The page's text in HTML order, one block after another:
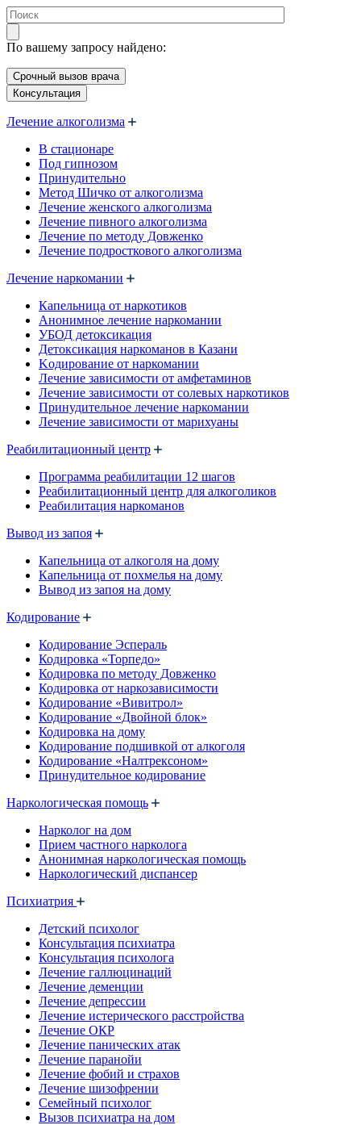
По вашему запросу найдено:
Срочный вызов врача
Консультация
Лечение алкоголизма
В стационаре
Под гипнозом
Принудительно
Метод Шичко от алкоголизма
Лечение женского алкоголизма
Лечение пивного алкоголизма
Лечение по методу Довженко
Лечение подросткового алкоголизма
Лечение наркомании
Капельница от наркотиков
Анонимное лечение наркомании
УБОД детоксикация
Детоксикация наркоманов в Казани
Kодирование от наркомании
Лечение зависимости от амфетаминов
Лечение зависимости от солевых наркотиков
Принудительное лечение наркомании
Лечение зависимости от марихуаны
Реабилитационный центр
Программа реабилитации 12 шагов
Реабилитационный центр для алкоголиков
Реабилитация наркоманов
Вывод из запоя
Капельница от алкоголя на дому
Капельница от похмелья на дому
Вывод из запоя на дому
Кодирование
Кодирование Эспераль
Кодировка «Торпедо»
Кодировка по методу Довженко
Кодировка от наркозависимости
Кодирование «Вивитрол»
Кодирование «Двойной блок»
Кодировка на дому
Кодирование подшивкой от алкоголя
Кодирование «Налтрексоном»
Принудительное кодирование
Наркологическая помощь
Нарколог на дом
Прием частного нарколога
Анонимная наркологическая помощь
Наркологический диспансер
Психиатрия
Детский психолог
Консультация психиатра
Консультация психолога
Лечение галлюцинаций
Лечение деменции
Лечение депрессии
Лечение истерического расстройства
Лечение ОКР
Лечение панических атак
Лечение паранойи
Лечение фобий и страхов
Лечение шизофрении
Семейный психолог
Вызов психиатра на дом